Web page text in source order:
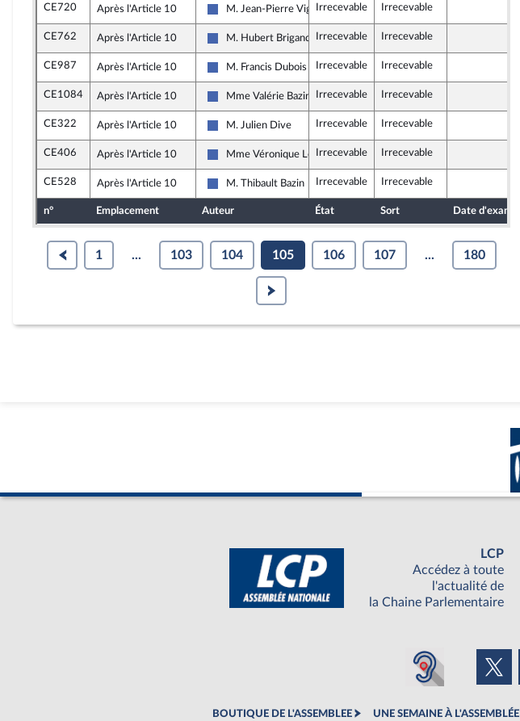
CE720 Après l'Article 10
Les Républicains
M. Jean-Pierre VigierIrrecevable Irrecevable
CE762 Après l'Article 10
Les Républicains
M. Hubert Brigand Irrecevable Irrecevable
CE987 Après l'Article 10
Les Républicains
M. Francis Dubois Irrecevable Irrecevable
CE1084 Après l'Article 10
Les Républicains
Mme Valérie Bazin-Malgras
Irrecevable Irrecevable
CE322 Après l'Article 10
Les Républicains
M. Julien Dive Irrecevable Irrecevable
CE406 Après l'Article 10
Les Républicains
Mme Véronique Louwagie
Irrecevable Irrecevable
CE528 Après l'Article 10
Les Républicains
M. Thibault Bazin Irrecevable Irrecevable
n° Emplacement Auteur État Sort Date d'examen
1 ... 103 104 105 106 107 ... 180
LCP
Accédez à toute
l'actualité de
la Chaine Parlementaire
BOUTIQUE DE L'ASSEMBLEE UNE SEMAINE À L'ASSEMBLÉE